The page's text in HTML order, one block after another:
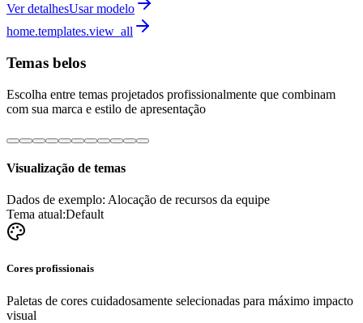
Ver detalhesUsar modelo
home.templates.view_all
Temas belos
Escolha entre temas projetados profissionalmente que combinam
com sua marca e estilo de apresentação
Visualização de temas
Dados de exemplo: Alocação de recursos da equipe
Tema atual:Default
Cores profissionais
Paletas de cores cuidadosamente selecionadas para máximo impacto
visual